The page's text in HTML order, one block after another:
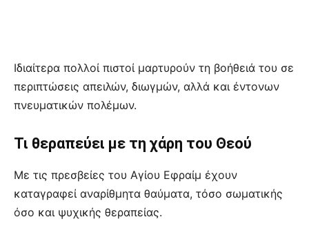
Ιδιαίτερα πολλοί πιστοί μαρτυρούν τη βοήθειά του σε
περιπτώσεις απειλών, διωγμών, αλλά και έντονων
πνευματικών πολέμων.
Τι θεραπεύει με τη χάρη του Θεού
Με τις πρεσβείες του Αγίου Εφραίμ έχουν
καταγραφεί αναρίθμητα θαύματα, τόσο σωματικής
όσο και ψυχικής θεραπείας.